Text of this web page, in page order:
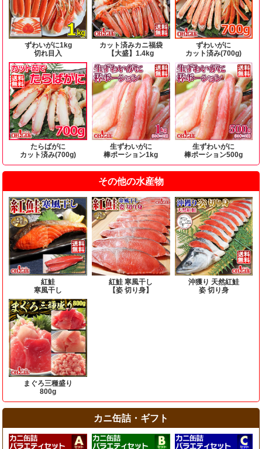
ずわいがに1kg
切れ目入
カット済みカニ福袋
【大盛】1.4kg
ずわいがに
カット済み(700g)
たらばがに
カット済み(700g)
生ずわいがに
棒ポーション1kg
生ずわいがに
棒ポーション500g
その他の水産物
紅鮭
寒風干し
紅鮭 寒風干し
【姿 切り身】
沖獲り 天然紅鮭
姿 切り身
まぐろ三種盛り
800g
カニ缶詰・ギフト